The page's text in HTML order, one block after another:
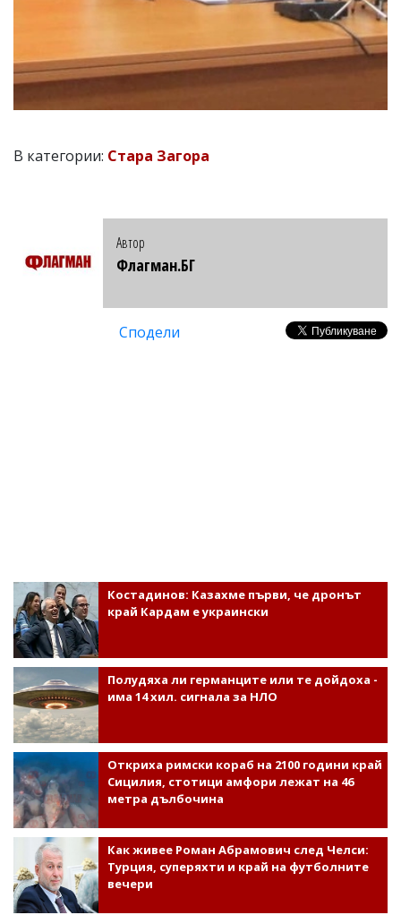
В категории: Стара Загора
Автор
Флагман.БГ
Сподели
Костадинов: Казахме първи, че дронът
край Кардам е украински
Полудяха ли германците или те дойдоха -
има 14 хил. сигнала за НЛО
Откриха римски кораб на 2100 години край
Сицилия, стотици амфори лежат на 46
метра дълбочина
Как живее Роман Абрамович след Челси:
Турция, суперяхти и край на футболните
вечери